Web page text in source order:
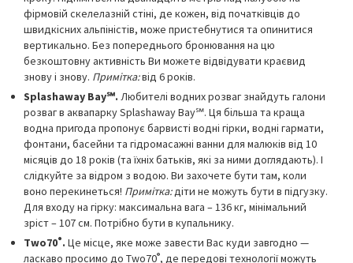
фірмовій скелелазній стіні, де кожен, від початківців до
швидкісних альпіністів, може пристебнутися та опинитися
вертикально. Без попереднього бронювання на цю
безкоштовну активність Ви можете відвідувати краєвид
знову і знову. Примітка:від 6 років.
Splashaway Bay℠. Любителі водних розваг знайдуть галони
розваг в аквапарку Splashaway Bay℠. Ця більша та краща
водна пригода пропонує барвисті водні гірки, водні гармати,
фонтани, басейни та гідромасажні ванни для малюків від 10
місяців до 18 років (та їхніх батьків, які за ними доглядають). І
слідкуйте за відром з водою. Ви захочете бути там, коли
воно перекинеться! Примітка:діти не можуть бути в підгузку.
Для входу на гірку: максимальна вага – 136 кг, мінімальний
зріст – 107 см. Потрібно бути в купальнику.
Two70®. Це місце, яке може завести Вас куди завгодно —
ласкаво просимо до Two70®, де передові технології можуть